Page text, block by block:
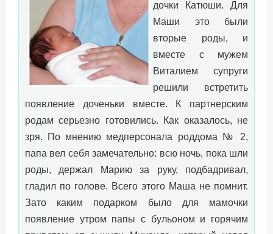
дочки Катюши. Для
Маши это были
вторые роды, и
вместе с мужем
Виталием супруги
решили встретить
появление доченьки вместе. К партнерским
родам серьезно готовились. Как оказалось, не
зря. По мнению медперсонала роддома № 2,
папа вел себя замечательно: всю ночь, пока шли
роды, держал Марию за руку, подбадривал,
гладил по голове. Всего этого Маша не помнит.
Зато каким подарком было для мамочки
появление утром папы с бульоном и горячим